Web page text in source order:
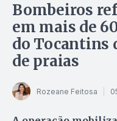
Bombeiros
em mais de
do Tocantins
de praias
Rozeane Feitosa